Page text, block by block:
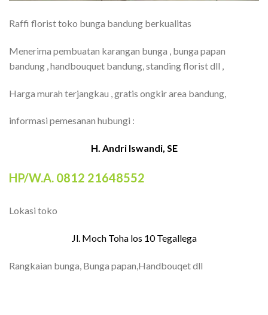
Raffi florist toko bunga bandung berkualitas
Menerima pembuatan karangan bunga , bunga papan
bandung , handbouquet bandung, standing florist dll ,
Harga murah terjangkau , gratis ongkir area bandung,
informasi pemesanan hubungi :
H. Andri Iswandi, SE
HP/W.A. 0812 21648552
Lokasi toko
Jl. Moch Toha los 10 Tegallega
Rangkaian bunga, Bunga papan,Handbouqet dll